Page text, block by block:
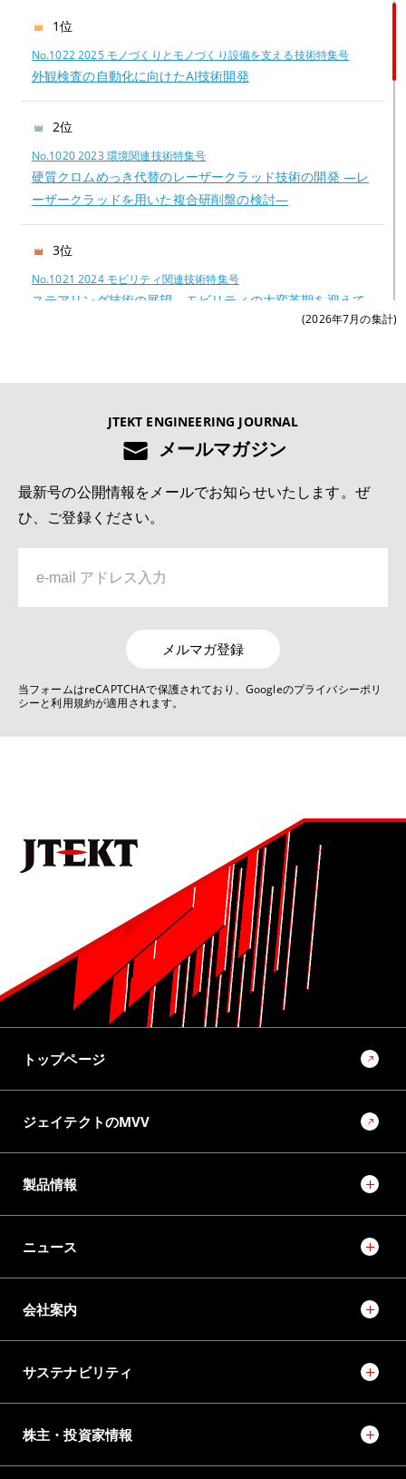
1位
No.1022 2025 モノづくりとモノづくり設備を支える技術特集号
外観検査の自動化に向けたAI技術開発
2位
No.1020 2023 環境関連技術特集号
硬質クロムめっき代替のレーザークラッド技術の開発 —レ
ーザークラッドを用いた複合研削盤の検討—
3位
No.1021 2024 モビリティ関連技術特集号
ステアリング技術の展望―モビリティの大変革期を迎えて
切削工具の異常検知および寿命予測システムの開発
No.1022 2025 モノづくりとモノづくり設備を支える技術特集号
深溝玉軸受用樹脂保持器の疲労強度解析技術
6位
No.1019 2022 自動車関連技術特集号
No.1022 2025 モノづくりとモノづくり設備を支える技術特集号
ステアバイワイヤを用いた非線形ヨーレート応答制御
No.1022 2025 モノづくりとモノづくり設備を支える技術特集号
ラックパラレルタイプ電動パワーステアリング（RP-EPS）
用ボールねじの量産転造装置の開発
No.1022 2025 モノづくりとモノづくり設備を支える技術特集号
モノづくりとモノづくり設備でモビリティ社会の未来を創
(2026年7月の集計)
JTEKT ENGINEERING JOURNAL
メールマガジン
最新号の公開情報をメールでお知らせいたします。ぜ
ひ、ご登録ください。
メルマガ登録
当フォームはreCAPTCHAで保護されており、Googleのプライバシーポリ
シーと利用規約が適用されます。
トップページ
ジェイテクトのMVV
製品情報
ニュース
会社案内
サステナビリティ
株主・投資家情報